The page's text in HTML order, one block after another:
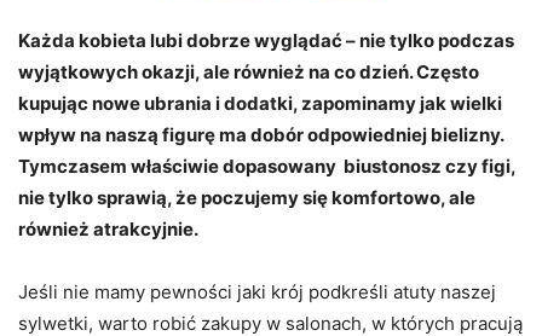
Każda kobieta lubi dobrze wyglądać – nie tylko podczas
wyjątkowych okazji, ale również na co dzień. Często
kupując nowe ubrania i dodatki, zapominamy jak wielki
wpływ na naszą figurę ma dobór odpowiedniej bielizny.
Tymczasem właściwie dopasowany biustonosz czy figi,
nie tylko sprawią, że poczujemy się komfortowo, ale
również atrakcyjnie.
Jeśli nie mamy pewności jaki krój podkreśli atuty naszej
sylwetki, warto robić zakupy w salonach, w których pracują